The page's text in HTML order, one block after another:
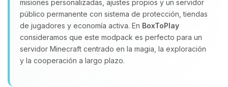
misiones personalizadas, ajustes propios y un servidor
público permanente con sistema de protección, tiendas
de jugadores y economía activa. En BoxToPlay
consideramos que este modpack es perfecto para un
servidor Minecraft centrado en la magia, la exploración
y la cooperación a largo plazo.